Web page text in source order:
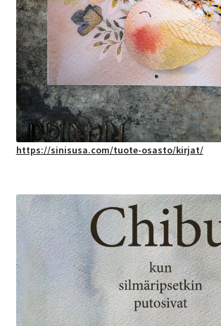
https://sinisusa.com/tuote-osasto/kirjat/